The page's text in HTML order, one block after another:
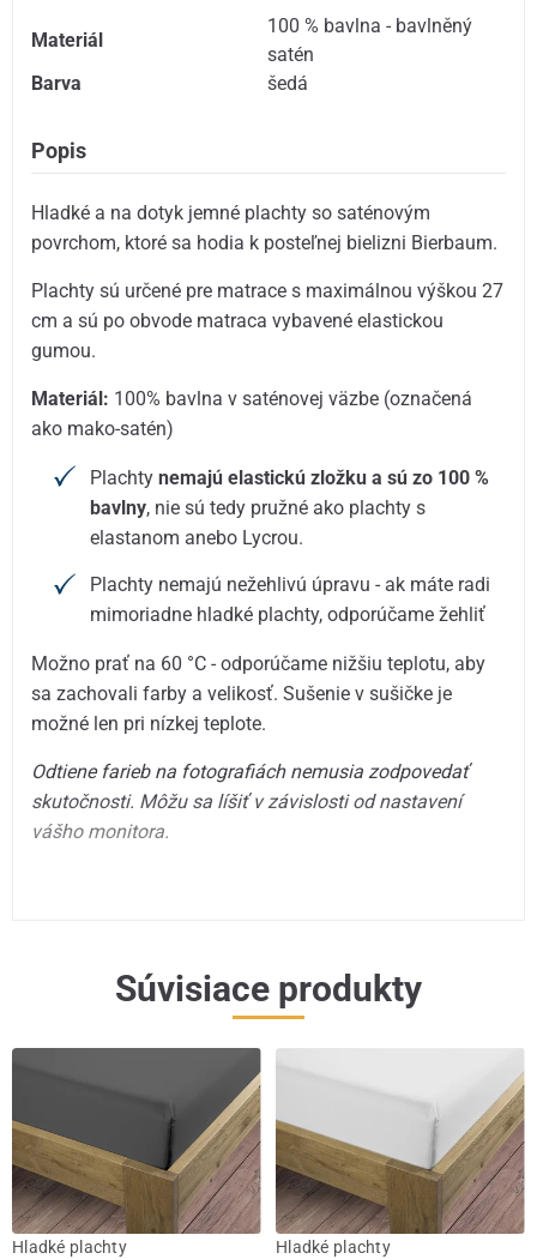
Materiál
100 % bavlna - bavlněný
satén
Barva
šedá
Popis
Hladké a na dotyk jemné plachty so saténovým
povrchom, ktoré sa hodia k posteľnej bielizni Bierbaum.
Plachty sú určené pre matrace s maximálnou výškou 27
cm a sú po obvode matraca vybavené elastickou
gumou.
Materiál: 100% bavlna v saténovej väzbe (označená
ako mako-satén)
Plachtynemajú elastickú zložku a sú zo 100 %
bavlny, nie sú tedy pružné ako plachty s
elastanom anebo Lycrou.
Plachty nemajú nežehlivú úpravu - ak máte radi
mimoriadne hladké plachty, odporúčame žehliť
Možno prať na 60 °C - odporúčame nižšiu teplotu, aby
sa zachovali farby a velikosť. Sušenie v sušičke je
možné len pri nízkej teplote.
Odtiene farieb na fotografiách nemusia zodpovedať
skutočnosti. Môžu sa líšiť v závislosti od nastavení
vášho monitora.
Súvisiace produkty
Hladké plachty Hladké plachty